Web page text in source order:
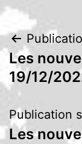
de
l’article
Les
19/12/
Publication
Les